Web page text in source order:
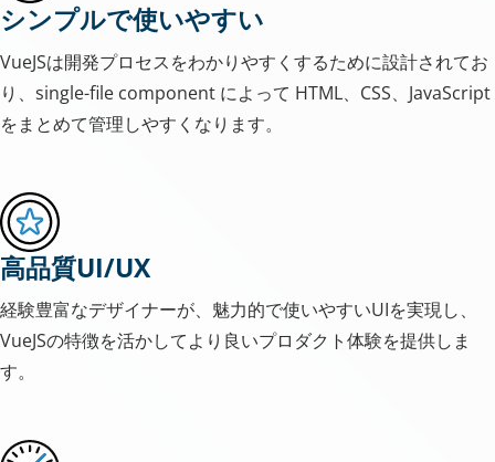
シンプルで使いやすい
VueJSは開発プロセスをわかりやすくするために設計されてお
り、single-file component によって HTML、CSS、JavaScript
をまとめて管理しやすくなります。
高品質UI/UX
経験豊富なデザイナーが、魅力的で使いやすいUIを実現し、
VueJSの特徴を活かしてより良いプロダクト体験を提供しま
す。